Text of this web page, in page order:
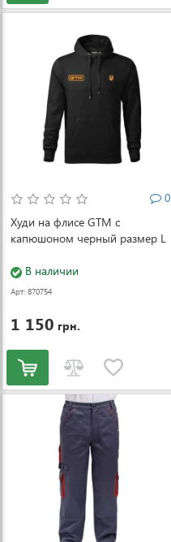
0
Худи на флисе GTM с
капюшоном черный размер L
В наличии
Арт: 870754
1 150 грн.